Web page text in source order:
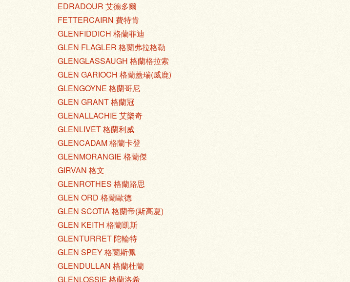
EDRADOUR 艾德多爾
FETTERCAIRN 費特肯
GLENFIDDICH 格蘭菲迪
GLEN FLAGLER 格蘭弗拉格勒
GLENGLASSAUGH 格蘭格拉索
GLEN GARIOCH 格蘭蓋瑞(威鹿)
GLENGOYNE 格蘭哥尼
GLEN GRANT 格蘭冠
GLENALLACHIE 艾樂奇
GLENLIVET 格蘭利威
GLENCADAM 格蘭卡登
GLENMORANGIE 格蘭傑
GIRVAN 格文
GLENROTHES 格蘭路思
GLEN ORD 格蘭歐德
GLEN SCOTIA 格蘭帝(斯高夏)
GLEN KEITH 格蘭凱斯
GLENTURRET 陀輪特
GLEN SPEY 格蘭斯佩
GLENDULLAN 格蘭杜蘭
GLENLOSSIE 格蘭洛希